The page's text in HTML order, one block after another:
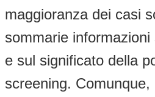
maggioranza dei casi
sommarie
e sul significato della
screening. Comunque,